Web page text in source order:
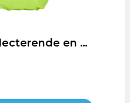
RFX™ William reflecterende en waterdichte tassenhoes